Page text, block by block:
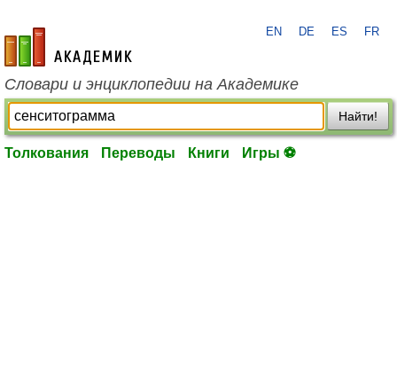
academic.ru
EN DE ES FR
Словари и энциклопедии на Академике
Найти!
Толкования Переводы Книги Игры ⚽